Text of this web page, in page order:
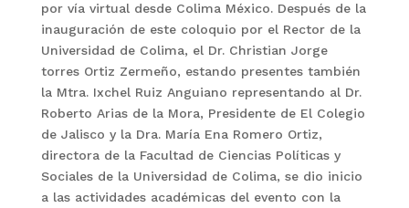
por vía virtual desde Colima México. Después de la
inauguración de este coloquio por el Rector de la
Universidad de Colima, el Dr. Christian Jorge
torres Ortiz Zermeño, estando presentes también
la Mtra. Ixchel Ruiz Anguiano representando al Dr.
Roberto Arias de la Mora, Presidente de El Colegio
de Jalisco y la Dra. María Ena Romero Ortiz,
directora de la Facultad de Ciencias Políticas y
Sociales de la Universidad de Colima, se dio inicio
a las actividades académicas del evento con la